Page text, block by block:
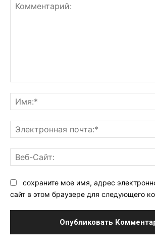
сохраните мое имя, адрес
сайт в этом браузере для следующего